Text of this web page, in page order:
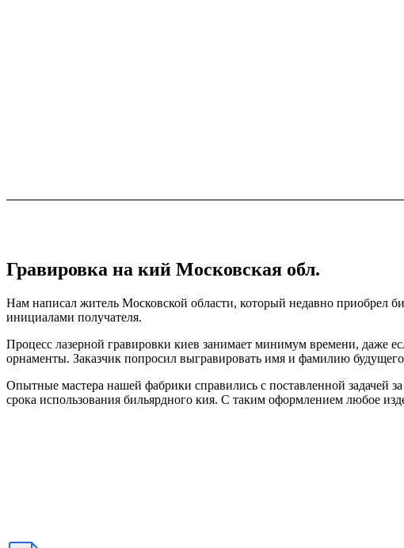
Гравировка на кий Московская обл.
Нам написал житель Московской области, который недавно приобрел
инициалами получателя.
Процесс лазерной гравировки киев занимает минимум времени, даже
орнаменты. Заказчик попросил выгравировать имя и фамилию
Опытные мастера нашей фабрики справились с поставленной задачей
срока использования бильярдного кия. С таким оформлением любое